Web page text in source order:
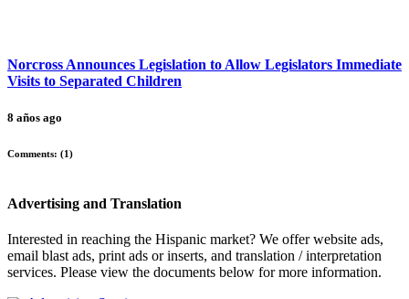
Norcross Announces Legislation to Allow Legislators Immediate
Visits to Separated Children
8 años ago
Comments: (1)
Advertising and Translation
Interested in reaching the Hispanic market? We offer website ads,
email blast ads, print ads or inserts, and translation / interpretation
services. Please view the documents below for more information.